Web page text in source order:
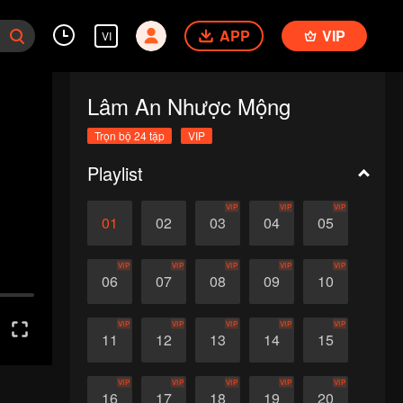
VI APP VIP
Lâm An Nhược Mộng
Trọn bộ 24 tập VIP
Playlist
01 02 03
VIP
04
VIP
05
VIP
06
VIP
07
VIP
08
VIP
09
VIP
10
VIP
11
VIP
12
VIP
13
VIP
14
VIP
15
VIP
16
VIP
17
VIP
18
VIP
19
VIP
20
VIP